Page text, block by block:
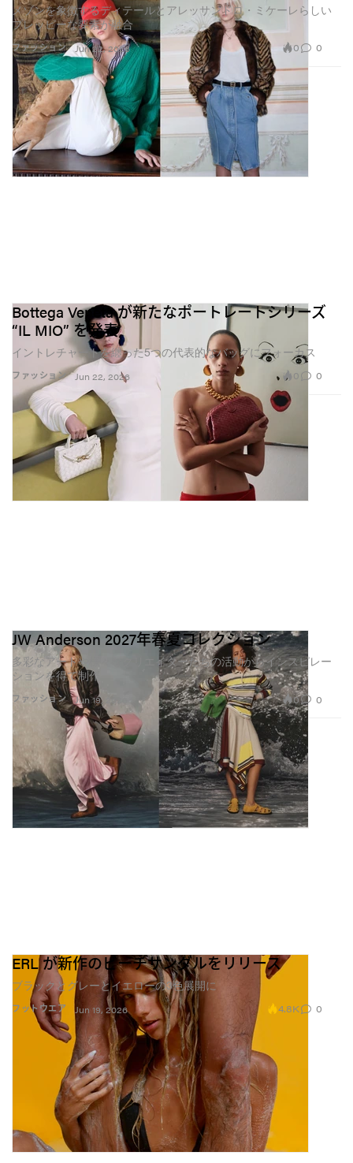
ファッション
メゾンを象徴するディテールとアレッサンドロ・ミケーレらしい
プレッピーな要素が融合
Jun 22, 2026 0 0
ファッション
Bottega Veneta が新たなポートレートシリーズ
“IL MIO” を発表
イントレチャートを纏った5つの代表的なバッグにフォーカス
Jun 22, 2026 0 0
ファッション
JW Anderson 2027年春夏コレクション
多彩なアートや様々なクリエイターたちの活動からインスピレー
ションを得て制作
Jun 19, 2026 0 0
フットウエア
ERL が新作のビーチサンダルをリリース
ブラックとグレーとイエローの3色展開に
Jun 19, 2026 4.8K 0